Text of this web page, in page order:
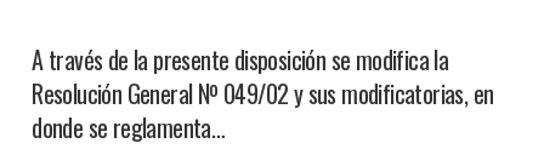
A través de la presente disposición se modifica la
Resolución General Nº 049/02 y sus modificatorias, en
donde se reglamenta…